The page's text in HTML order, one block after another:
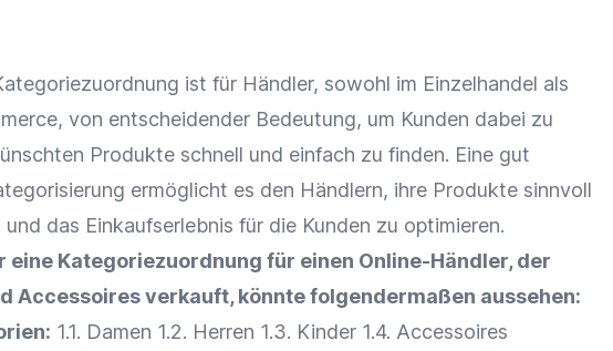
ist für Händler, sowohl im Einzelhandel als
, von entscheidender Bedeutung, um Kunden dabei zu
Produkte schnell und einfach zu finden. Eine gut
ermöglicht es den Händlern, ihre Produkte sinnvoll
und das Einkaufserlebnis für die Kunden zu optimieren.
eine Kategoriezuordnung für einen Online-Händler, der
Accessoires verkauft, könnte folgendermaßen aussehen:
1.1. Damen 1.2. Herren 1.3. Kinder 1.4. Accessoires